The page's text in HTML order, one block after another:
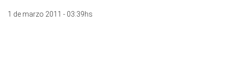
1 de marzo 2011 - 03:39hs